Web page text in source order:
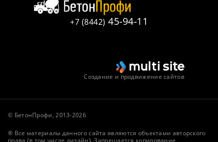
+7 (8442) 45-94-11
Создание и продвижение сайтов
© БетонПрофи, 2013-2026
® Все материалы данного сайта являются объектами авторского
права (в том числе дизайн). Запрещается копирование,